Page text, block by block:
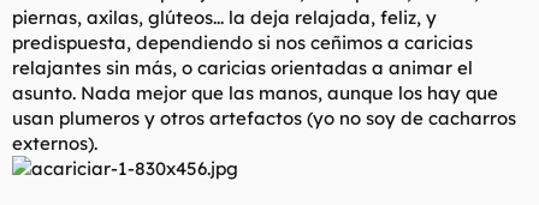
piernas, axilas, glúteos... la deja relajada, feliz, y
predispuesta, dependiendo si nos ceñimos a caricias
relajantes sin más, o caricias orientadas a animar el
asunto. Nada mejor que las manos, aunque los hay que
usan plumeros y otros artefactos (yo no soy de cacharros
externos).